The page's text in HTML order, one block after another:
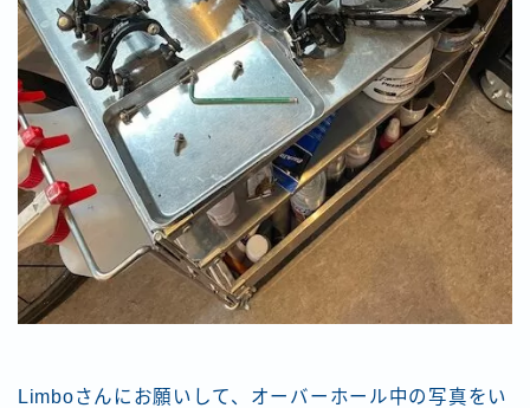
Limboさんにお願いして、オーバーホール中の写真をい